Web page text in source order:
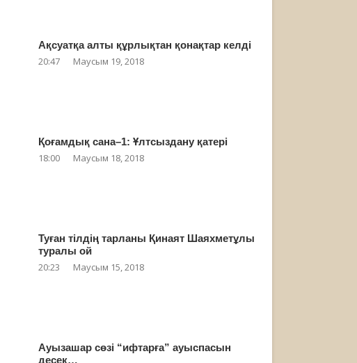
Ақсуатқа алты құрлықтан қонақтар келді
20:47 Маусым 19, 2018
Қоғамдық сана–1: Ұлтсыздану қатері
18:00 Маусым 18, 2018
Туған тілдің тарланы Қинаят Шаяхметұлы
туралы ой
20:23 Маусым 15, 2018
Ауызашар сөзі “ифтарға” ауыспасын
десек…